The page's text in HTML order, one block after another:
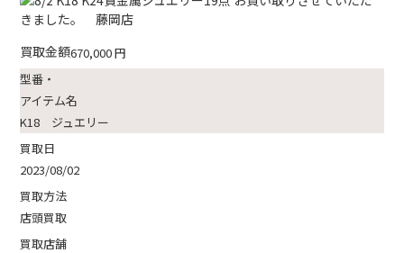
買取金額670,000円
型番・
アイテム名
K18 ジュエリー
買取日
2023/08/02
買取方法
店頭買取
買取店舗